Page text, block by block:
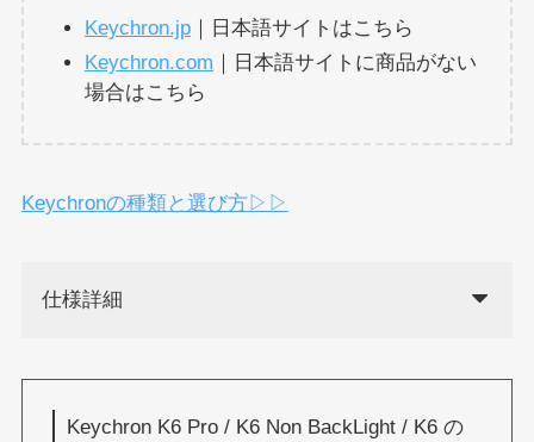
Keychron.jp｜日本語サイトはこちら
Keychron.com ｜日本語サイトに商品がない
場合はこちら
Keychronの種類と選び方▷▷
仕様詳細
Keychron K6 Pro / K6 Non BackLight / K6 の